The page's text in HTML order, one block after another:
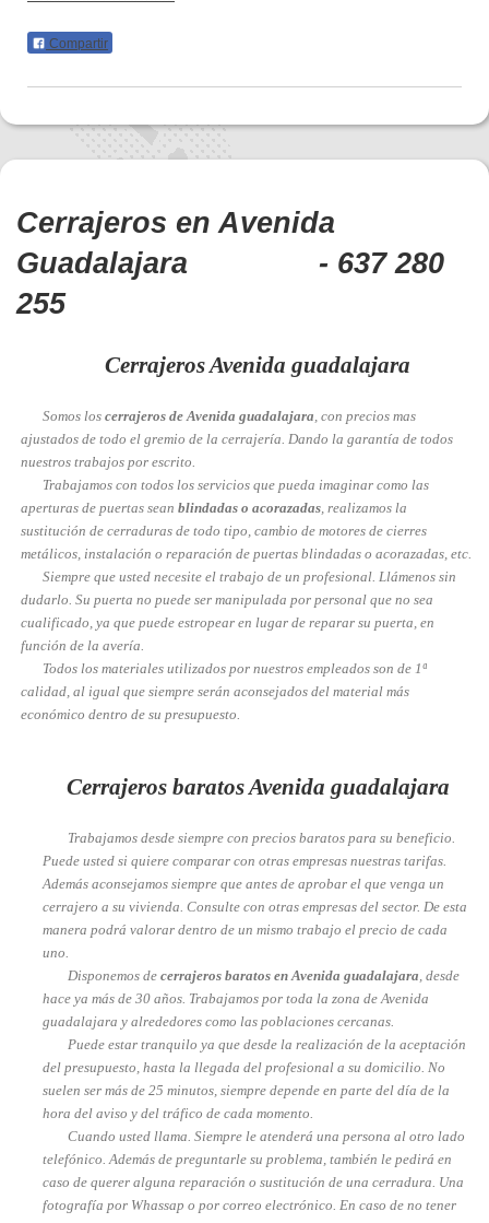
Compartir
Cerrajeros en Avenida
Guadalajara - 637 280
255
Cerrajeros Avenida guadalajara
Somos los cerrajeros de Avenida guadalajara, con precios mas
ajustados de todo el gremio de la cerrajería. Dando la garantía de todos
nuestros trabajos por escrito.
Trabajamos con todos los servicios que pueda imaginar como las
aperturas de puertas sean blindadas o acorazadas, realizamos la
sustitución de cerraduras de todo tipo, cambio de motores de cierres
metálicos, instalación o reparación de puertas blindadas o acorazadas, etc.
Siempre que usted necesite el trabajo de un profesional. Llámenos sin
dudarlo. Su puerta no puede ser manipulada por personal que no sea
cualificado, ya que puede estropear en lugar de reparar su puerta, en
función de la avería.
Todos los materiales utilizados por nuestros empleados son de 1ª
calidad, al igual que siempre serán aconsejados del material más
económico dentro de su presupuesto.
Cerrajeros baratos Avenida guadalajara
Trabajamos desde siempre con precios baratos para su beneficio.
Puede usted si quiere comparar con otras empresas nuestras tarifas.
Además aconsejamos siempre que antes de aprobar el que venga un
cerrajero a su vivienda. Consulte con otras empresas del sector. De esta
manera podrá valorar dentro de un mismo trabajo el precio de cada
uno.
Disponemos decerrajeros baratos en Avenida guadalajara, desde
hace ya más de 30 años. Trabajamos por toda la zona de Avenida
guadalajara y alrededores como las poblaciones cercanas.
Puede estar tranquilo ya que desde la realización de la aceptación
del presupuesto, hasta la llegada del profesional a su domicilio. No
suelen ser más de 25 minutos, siempre depende en parte del día de la
hora del aviso y del tráfico de cada momento.
Cuando usted llama. Siempre le atenderá una persona al otro lado
telefónico. Además de preguntarle su problema, también le pedirá en
caso de querer alguna reparación o sustitución de una cerradura. Una
fotografía por Whassap o por correo electrónico. En caso de no tener